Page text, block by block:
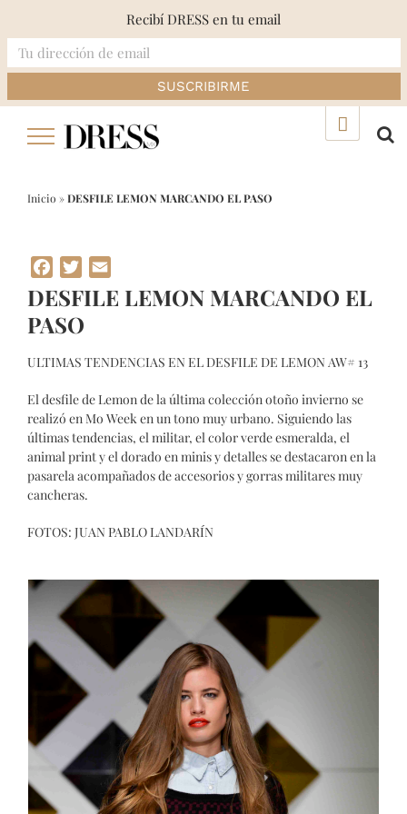
Inicio »DESFILE LEMON MARCANDO EL PASO
Facebook
Twitter
DESFILE LEMON MARCANDO EL
PASO
ULTIMAS TENDENCIAS EN EL DESFILE DE LEMON AW# 13
El desfile de Lemon de la última colección otoño invierno se
realizó en Mo Week en un tono muy urbano. Siguiendo las
últimas tendencias, el militar, el color verde esmeralda, el
animal print y el dorado en minis y detalles se destacaron en la
pasarela acompañados de accesorios y gorras militares muy
cancheras.
FOTOS: JUAN PABLO LANDARÍN
Recibí DRESS en tu email